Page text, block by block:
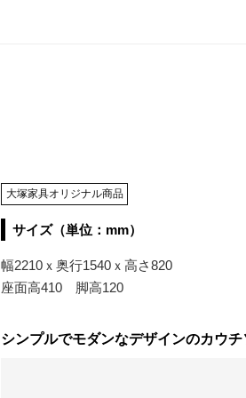
大塚家具オリジナル商品
サイズ（単位：mm）
幅2210ｘ奥行1540ｘ高さ820
座面高410 脚高120
シンプルでモダンなデザインのカウチ